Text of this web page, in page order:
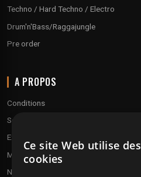
Techno / Hard Techno / Electro
Drum'n'Bass/Raggajungle
Pre order
A PROPOS
Conditions
Service client
Expédition & retours
Modes de paiement
Notre programme de fidélité
Ce site Web utilise des
cookies